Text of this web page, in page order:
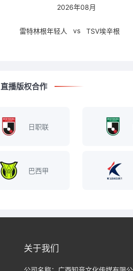
2026年08月
雷特林根年轻人 vs TSV埃辛根
直播版权合作
日职联
巴西甲
关于我们